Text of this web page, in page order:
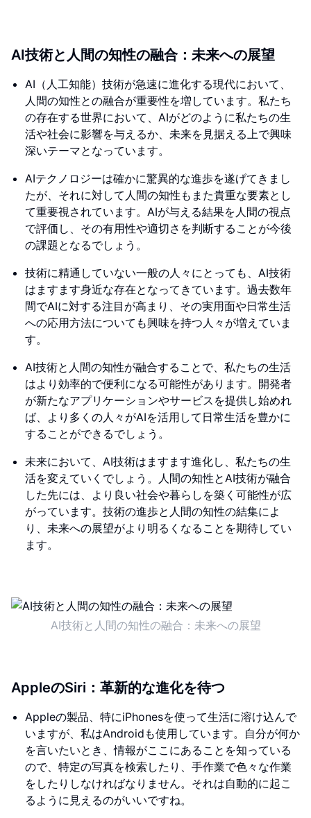
AI技術と人間の知性の融合：未来への展望
AI（人工知能）技術が急速に進化する現代において、
人間の知性との融合が重要性を増しています。私たち
の存在する世界において、AIがどのように私たちの生
活や社会に影響を与えるか、未来を見据える上で興味
深いテーマとなっています。
AIテクノロジーは確かに驚異的な進歩を遂げてきまし
たが、それに対して人間の知性もまた貴重な要素とし
て重要視されています。AIが与える結果を人間の視点
で評価し、その有用性や適切さを判断することが今後
の課題となるでしょう。
技術に精通していない一般の人々にとっても、AI技術
はますます身近な存在となってきています。過去数年
間でAIに対する注目が高まり、その実用面や日常生活
への応用方法についても興味を持つ人々が増えていま
す。
AI技術と人間の知性が融合することで、私たちの生活
はより効率的で便利になる可能性があります。開発者
が新たなアプリケーションやサービスを提供し始めれ
ば、より多くの人々がAIを活用して日常生活を豊かに
することができるでしょう。
未来において、AI技術はますます進化し、私たちの生
活を変えていくでしょう。人間の知性とAI技術が融合
した先には、より良い社会や暮らしを築く可能性が広
がっています。技術の進歩と人間の知性の結集によ
り、未来への展望がより明るくなることを期待してい
ます。
AI技術と人間の知性の融合：未来への展望
AppleのSiri：革新的な進化を待つ
Appleの製品、特にiPhonesを使って生活に溶け込んで
いますが、私はAndroidも使用しています。自分が何か
を言いたいとき、情報がここにあることを知っている
ので、特定の写真を検索したり、手作業で色々な作業
をしたりしなければなりません。それは自動的に起こ
るように見えるのがいいですね。